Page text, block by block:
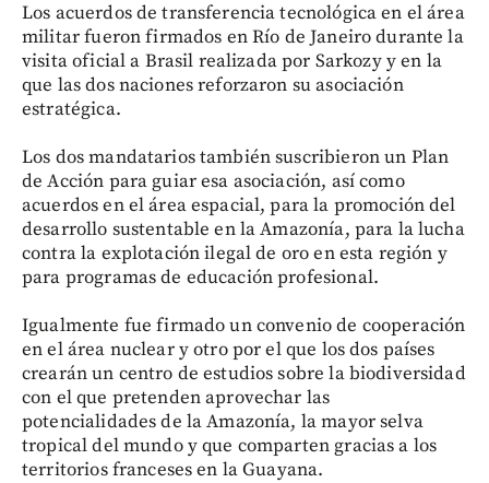
Los acuerdos de transferencia tecnológica en el área
militar fueron firmados en Río de Janeiro durante la
visita oficial a Brasil realizada por Sarkozy y en la
que las dos naciones reforzaron su asociación
estratégica.
Los dos mandatarios también suscribieron un Plan
de Acción para guiar esa asociación, así como
acuerdos en el área espacial, para la promoción del
desarrollo sustentable en la Amazonía, para la lucha
contra la explotación ilegal de oro en esta región y
para programas de educación profesional.
Igualmente fue firmado un convenio de cooperación
en el área nuclear y otro por el que los dos países
crearán un centro de estudios sobre la biodiversidad
con el que pretenden aprovechar las
potencialidades de la Amazonía, la mayor selva
tropical del mundo y que comparten gracias a los
territorios franceses en la Guayana.